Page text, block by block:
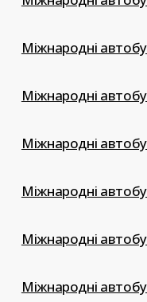
Міжнародні
Міжнародні
Міжнародні
Міжнародні
Міжнародні
Міжнародні